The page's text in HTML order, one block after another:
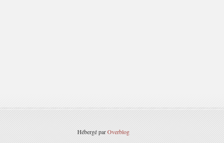
Hébergé parOverblog